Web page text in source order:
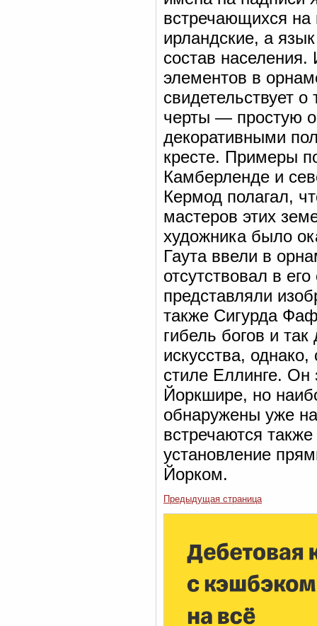
встречающихся на
ирландские, а
состав населения.
элементов в
свидетельствует
черты — простую
декоративными
кресте. Примеры
Камберленде и
Кермод полагал,
мастеров этих
художника было
Гаута ввели в
отсутствовал в
представляли
также Сигурда
гибель богов и
искусства,
стиле Еллинге. Он
Йоркшире, но
обнаружены уже
встречаются
установление
Йорком.
Предыдущая страница